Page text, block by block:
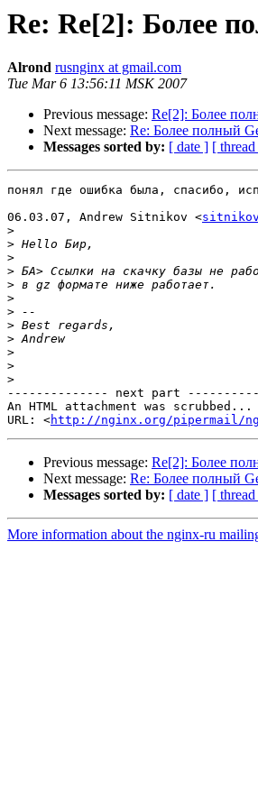
Re: Re[2]: Более
Alrond rusnginx at gmail.com
Tue Mar 6 13:56:11 MSK 2007
Previous message: Re[2]: Более
Next message: Re: Более полный
Messages sorted by: [ date ] [
понял где ошибка была, спасибо,
06.03.07, Andrew Sitnikov <
>
>
>
>
>
>
>
>
> Andrew
>
>
>
-------------- next part
An HTML attachment was scrubbed...
URL: <http://nginx.org/pipermail/
Previous message: Re[2]: Более
Next message: Re: Более полный
Messages sorted by: [ date ] [
More information about the nginx-ru